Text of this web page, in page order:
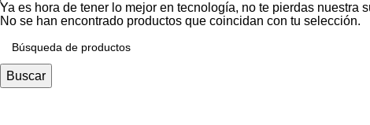
Ya es hora de tener lo mejor en tecnología, no te pierdas nuestra
No se han encontrado productos que coincidan con tu selección.
Buscar